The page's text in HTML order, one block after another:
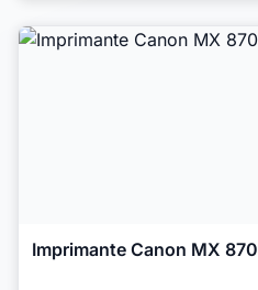
Imprimante Canon MX 870